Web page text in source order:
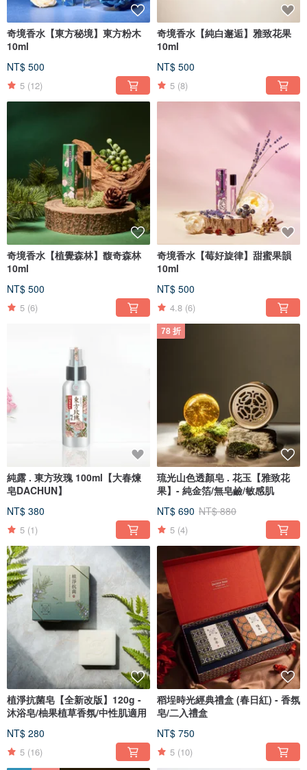
奇境香水【東方秘境】東方粉木
10ml
NT$ 500
5 (12)
奇境香水【純白邂逅】雅致花果
10ml
NT$ 500
5 (8)
奇境香水【植覺森林】馥奇森林
10ml
NT$ 500
5 (6)
奇境香水【莓好旋律】甜蜜果韻
10ml
NT$ 500
4.8 (6)
純露 . 東方玫瑰 100ml【大春煉
皂DACHUN】
NT$ 380
5 (1)
78 折
琉光山色透顏皂 . 花玉【雅致花
果】- 純金箔/無皂鹼/敏感肌
NT$ 690 NT$ 880
5 (4)
植淨抗菌皂【全新改版】120g -
沐浴皂/柚果植草香氛/中性肌適用
NT$ 280
5 (16)
稻埕時光經典禮盒 (春日紅) - 香氛
皂/二入禮盒
NT$ 750
5 (10)